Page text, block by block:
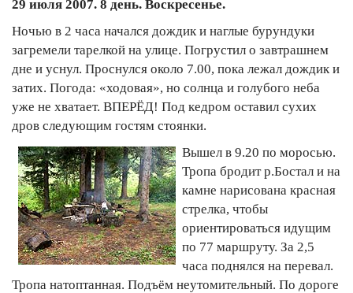
29 июля 2007. 8 день. Воскресенье.
Ночью в 2 часа начался дождик и наглые бурундуки
загремели тарелкой на улице. Погрустил о завтрашнем
дне и уснул. Проснулся около 7.00, пока лежал дождик и
затих. Погода: «ходовая», но солнца и голубого неба
уже не хватает. ВПЕРЁД! Под кедром оставил сухих
дров следующим гостям стоянки.
Вышел в 9.20 по моросью.
Тропа бродит р.Бостал и на
камне нарисована красная
стрелка, чтобы
ориентироваться идущим
по 77 маршруту. За 2,5
часа поднялся на перевал.
Тропа натоптанная. Подъём неутомительный. По дороге